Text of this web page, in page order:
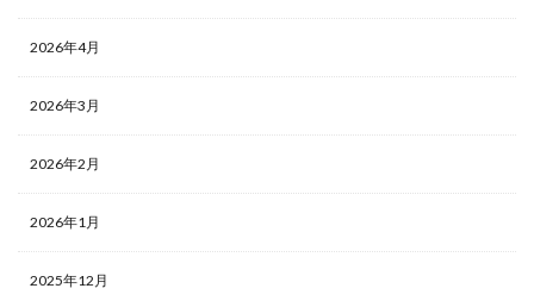
2026年4月
2026年3月
2026年2月
2026年1月
2025年12月